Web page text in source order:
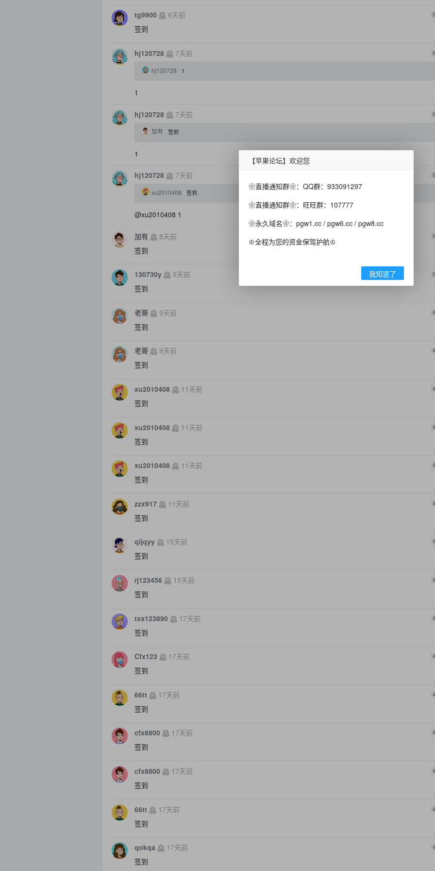
tg9900 6天前
签到
hj120728 7天前
hj120728 1
1
hj120728 7天前
加有 签到
1
hj120728 7天前
xu2010408 签到
@xu2010408 1
加有 8天前
签到
130730y 9天前
签到
老哥 9天前
签到
老哥 9天前
签到
xu2010408 11天前
签到
xu2010408 11天前
签到
xu2010408 11天前
签到
zzx917 11天前
签到
qijqyy 15天前
签到
rj123456 15天前
签到
txs123890 17天前
签到
Cfx123 17天前
签到
66tt 17天前
签到
cfx8800 17天前
签到
cfx8800 17天前
签到
66tt 17天前
签到
qokqa 17天前
签到
【苹果论坛】欢迎您
❀直播通知群❀：QQ群：933091297
❀直播通知群❀：旺旺群：107777
❀永久域名❀：pgw1.cc / pgw6.cc / pgw8.cc
♔全程为您的资金保驾护航♔
我知道了